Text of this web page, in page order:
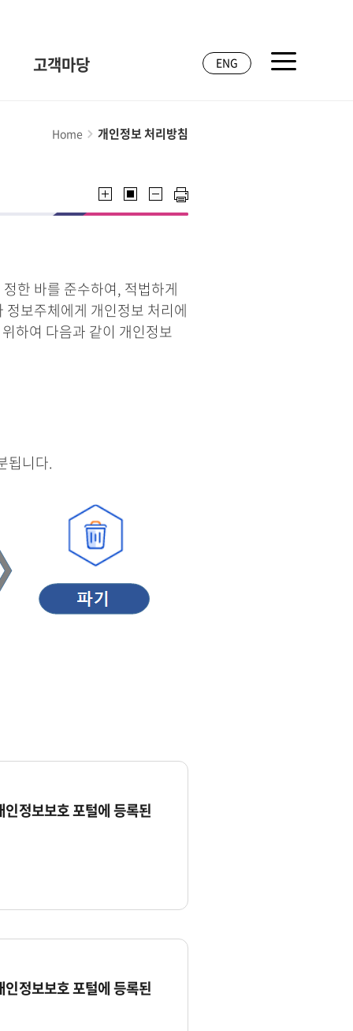
고객마당 ENG
Home 개인정보 처리방침
한 바를 준수하여, 적법하게
보주체에게 개인정보 처리에
하여 다음과 같이 개인정보
됩니다.
정보보호 포털에 등록된
정보보호 포털에 등록된